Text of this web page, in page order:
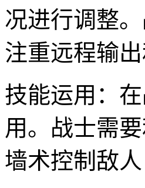
况进行调整
注重远程输
技能运用：
用。战士需
墙术控制敌